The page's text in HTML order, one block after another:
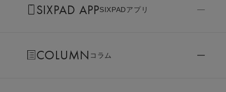
SIXPAD APPSIXPADアプリ
COLUMN コラム